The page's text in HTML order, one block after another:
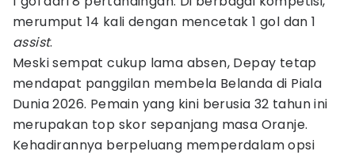
merumput 14 kali dengan mencetak 1 gol dan 1
assist.
Meski sempat cukup lama absen, Depay tetap
mendapat panggilan membela Belanda di Piala
Dunia 2026. Pemain yang kini berusia 32 tahun ini
merupakan top skor sepanjang masa Oranje.
Kehadirannya berpeluang memperdalam opsi